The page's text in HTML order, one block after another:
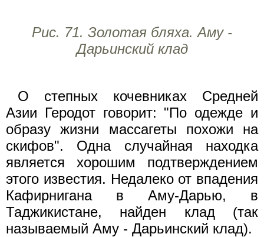
Рис. 71. Золотая бляха. Аму -
Дарьинский клад
О степных кочевниках Средней
Азии Геродот говорит: "По одежде и
образу жизни массагеты похожи на
скифов". Одна случайная находка
является хорошим подтверждением
этого известия. Недалеко от впадения
Кафирнигана в Аму-Дарью, в
Таджикистане, найден клад (так
называемый Аму - Дарьинский клад).